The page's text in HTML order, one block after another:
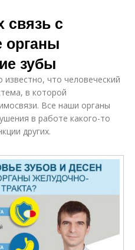
связь с
органы
зубы
что человеческий
в которой
Все наши органы
в работе какого-то
других.